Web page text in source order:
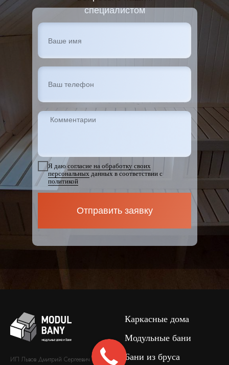
специалистом
Я даюсогласие на обработку своих
персональных данных в соответствии с
политикой
Отправить заявку
ИП Львов Дмитрий Сергеевич
Каркасные дома
Модульные бани
Бани из бруса